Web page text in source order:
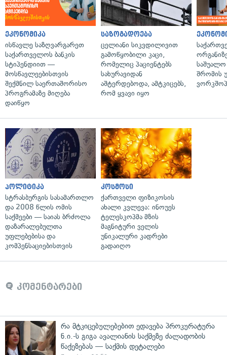
ეკონომიკა
ისწავლე საზღვარგარეთ
საქართველოს ბანკის
სტიპენდიით —
მოსწავლეებისთვის
შექმნილ საერთაშორისო
პროგრამაზე მიღება
დაიწყო
საზოგადოება
ცელიანი სიკვდილივით
გამოწყობილი კაცი,
რომელიც პაციენტებს
სახურავიდან
აშტერდებოდა, ამტკიცებს,
რომ ყვავი იყო
საშუალო
შრომის
პოლიტიკა
სტრასბურგის სასამართლო
და 2008 წლის ომის
საქმეები — საიას ბრძოლა
დაზარალებულთა
უფლებებისა და
კომპენსაციებისთვის
კოსმოსი
ქართველი ფიზიკოსის
ახალი კვლევა: ინოუეს
ტელესკოპმა მზის
მაგნიტური ველის
უნიკალური კადრები
გადაიღო
კომენტარები
რა მტკიცებულებებით ედავება პროკურატურა
ნ.ი.-ს გიგა ავალიანის საქმეზე ძალადობის
წაქეზებას — საქმის დეტალები